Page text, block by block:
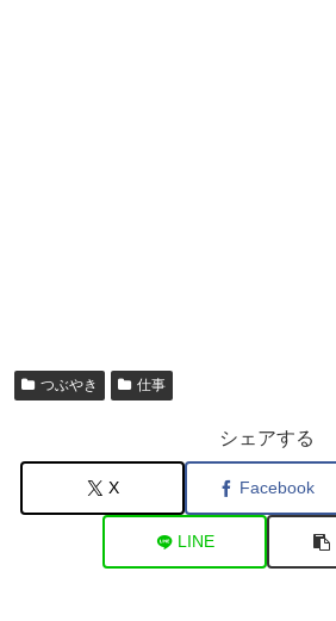
つぶやき 仕事
シェアする
X Facebook
LINE